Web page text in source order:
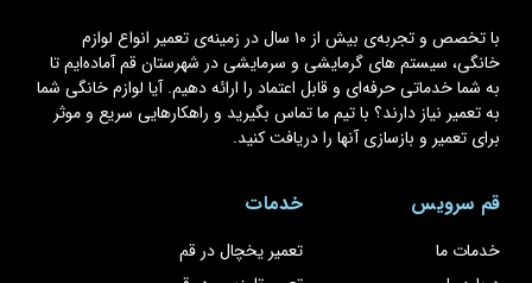
با تخصص و تجربه‌ی بیش از ۱۰ سال در زمینه‌ی تعمیر انواع لوازم
خانگی، سیستم های گرمایشی و سرمایشی در شهرستان قم آماده‌ایم تا
به شما خدماتی حرفه‌ای و قابل اعتماد را ارائه دهیم. آیا لوازم خانگی شما
به تعمیر نیاز دارند؟ با تیم ما تماس بگیرید و راهکارهایی سریع و موثر
برای تعمیر و بازسازی آنها را دریافت کنید.
قم سرویس
خدمات ما
خدمات
تعمیر یخچال در قم